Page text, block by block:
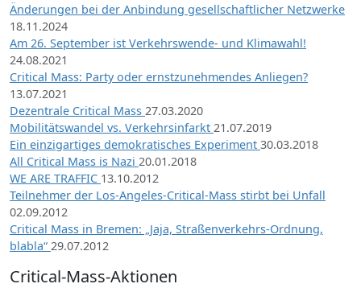
Änderungen bei der Anbindung gesellschaftlicher Netzwerke
18.11.2024
Am 26. September ist Verkehrswende- und Klimawahl!
24.08.2021
Critical Mass: Party oder ernstzunehmendes Anliegen?
13.07.2021
Dezentrale Critical Mass 27.03.2020
Mobilitätswandel vs. Verkehrsinfarkt 21.07.2019
Ein einzigartiges demokratisches Experiment 30.03.2018
All Critical Mass is Nazi 20.01.2018
WE ARE TRAFFIC 13.10.2012
Teilnehmer der Los-Angeles-Critical-Mass stirbt bei Unfall
02.09.2012
Critical Mass in Bremen: „Jaja, Straßenverkehrs-Ordnung,
blabla“ 29.07.2012
Critical-Mass-Aktionen